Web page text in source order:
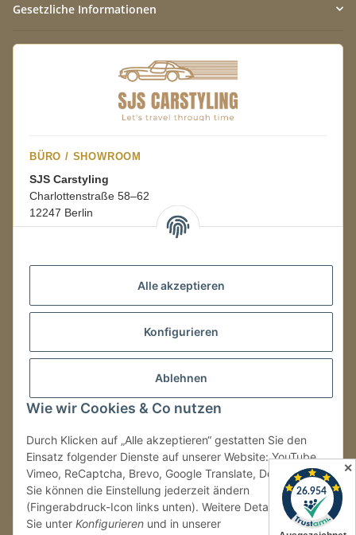
Alle akzeptieren
Konfigurieren
Ablehnen
Wie wir Cookies & Co nutzen
Durch Klicken auf „Alle akzeptieren“ gestatten Sie den
Einsatz folgender Dienste auf unserer Website: YouTube,
Vimeo, ReCaptcha, Brevo, Google Translate, Doofinder.
Sie können die Einstellung jederzeit ändern
(Fingerabdruck-Icon links unten). Weitere Details finden
Sie unter Konfigurieren und in unserer
Gesetzliche Informationen
BÜRO / SHOWROOM
SJS Carstyling
Charlottenstraße 58–62
12247 Berlin
08:00–16:00 Uhr
LAGER / RETOUREN
Packmonster Fulfillment
SJS Carstyling Lager
Retouren ausschließlich an diese Adresse.
Tel.:+49 (0) 30 36417228
E-Mail:info@sjs-carstyling.com
✕